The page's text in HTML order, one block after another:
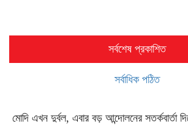
সর্বশেষ প্রকাশিত
সর্বাধিক পঠিত
মোদি এখন দুর্বল, এবার বড় আন্দোলনের সতর্কবার্তা